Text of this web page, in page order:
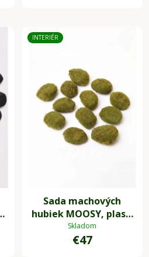
INTERIÉR
Sada machových
hubiek MOOSY, plast,
zelená
Skladom
€47